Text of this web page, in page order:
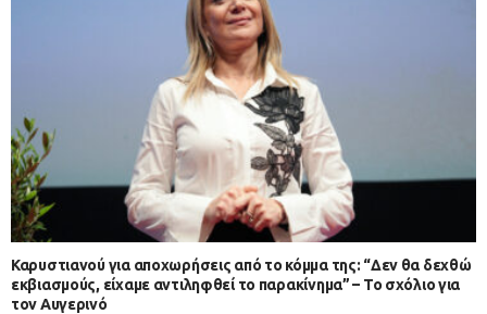
Καρυστιανού για αποχωρήσεις από το κόμμα της: “Δεν θα δεχθώ
εκβιασμούς, είχαμε αντιληφθεί το παρακίνημα” – Το σχόλιο για
τον Αυγερινό